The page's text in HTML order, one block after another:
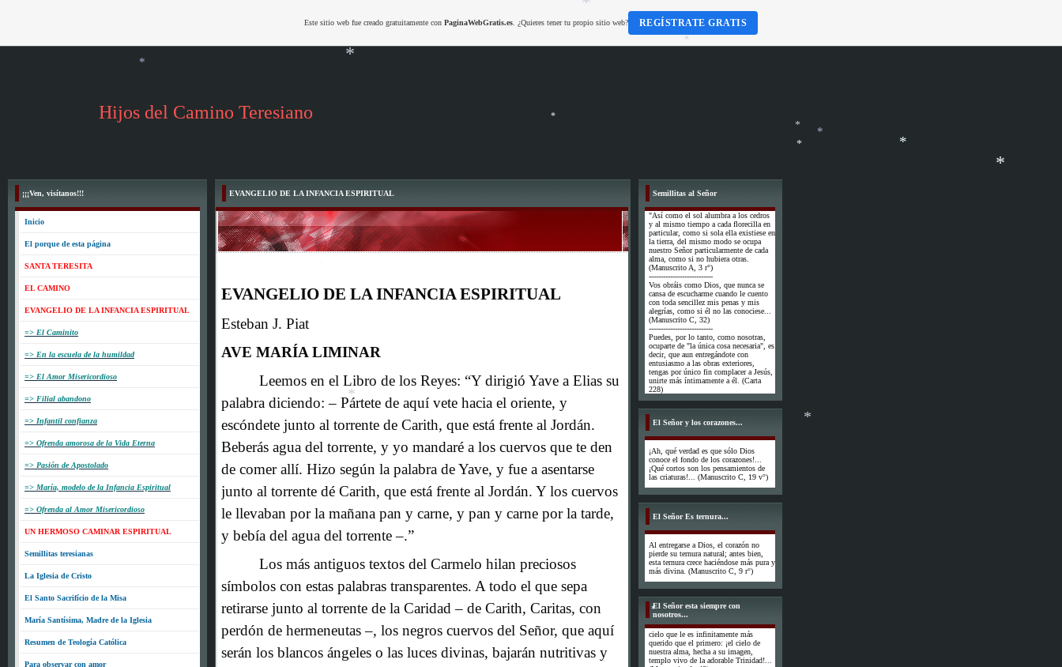
Hijos del Camino Teresiano
¡¡¡Ven, visítanos!!!
Inicio
El porque de esta página
SANTA TERESITA
EL CAMINO
EVANGELIO DE LA INFANCIA ESPIRITUAL
=> El Caminito
=> En la escuela de la humildad
=> El Amor Misericordioso
=> Filial abandono
=> Infantil confianza
=> Ofrenda amorosa de la Vida Eterna
=> Pasión de Apostolado
=> María, modelo de la Infancia Espiritual
=> Ofrenda al Amor Misericordioso
UN HERMOSO CAMINAR ESPIRITUAL
Semillitas teresianas
La Iglesia de Cristo
El Santo Sacrifício de la Misa
María Santísima, Madre de la Iglesia
Resumen de Teología Católica
Para observar con amor
EVANGELIO DE LA INFANCIA ESPIRITUAL
EVANGELIO DE LA INFANCIA ESPIRITUAL
Esteban J. Piat
AVE MARÍA LIMINAR
Leemos en el Libro de los Reyes: “Y dirigió Yave a Elias su
palabra diciendo: – Pártete de aquí vete hacia el oriente, y
escóndete junto al torrente de Carith, que está frente al Jordán.
Beberás agua del torrente, y yo mandaré a los cuervos que te den
de comer allí. Hizo según la palabra de Yave, y fue a asentarse
junto al torrente dé Carith, que está frente al Jordán. Y los cuervos
le llevaban por la mañana pan y carne, y pan y carne por la tarde,
y bebía del agua del torrente –.”
Los más antiguos textos del Carmelo hilan preciosos
símbolos con estas palabras transparentes. A todo el que sepa
retirarse junto al torrente de la Caridad – de Carith, Caritas, con
perdón de hermeneutas –, los negros cuervos del Señor, que aquí
serán los blancos ángeles o las luces divinas, bajarán nutritivas y
Semillitas al Señor
"Así como el sol alumbra a los cedros
y al mismo tiempo a cada florecilla en
particular, como si sola ella existiese en
la tierra, del mismo modo se ocupa
nuestro Señor particularmente de cada
alma, como si no hubiera otras.
(Manuscrito A, 3 r°)
---------------------------
Vos obráis como Dios, que nunca se
cansa de escucharme cuando le cuento
con toda sencillez mis penas y mis
alegrías, como si él no las conociese...
(Manuscrito C, 32)
---------------------------
Puedes, por lo tanto, como nosotras,
ocuparte de "la única cosa necesaria", es
decir, que aun entregándote con
entusiasmo a las obras exteriores,
tengas por único fin complacer a Jesús,
unirte más íntimamente a él. (Carta
228)
El Señor y los corazones...
¡Ah, qué verdad es que sólo Dios
conoce el fondo de los corazones!...
¡Qué cortos son los pensamientos de
las criaturas!... (Manuscrito C, 19 v°)
El Señor Es ternura...
Al entregarse a Dios, el corazón no
pierde su ternura natural; antes bien,
esta ternura crece haciéndose más pura y
más divina. (Manuscrito C, 9 r°)
El Señor esta siempre con
nosotros...
cielo que le es infinitamente más
querido que el primero: ¡el cielo de
nuestra alma, hecha a su imagen,
templo vivo de la adorable Trinidad!...
Este sitio web fue creado gratuitamente con PaginaWebGratis.es. ¿Quieres tener tu propio sitio web? REGÍSTRATE GRATIS
*
*
*
*